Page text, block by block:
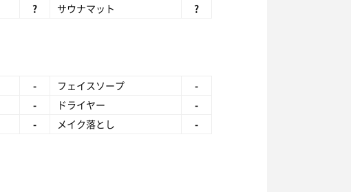
? サウナマット ?
- フェイスソープ
-
- ドライヤー
-
- メイク落とし
-